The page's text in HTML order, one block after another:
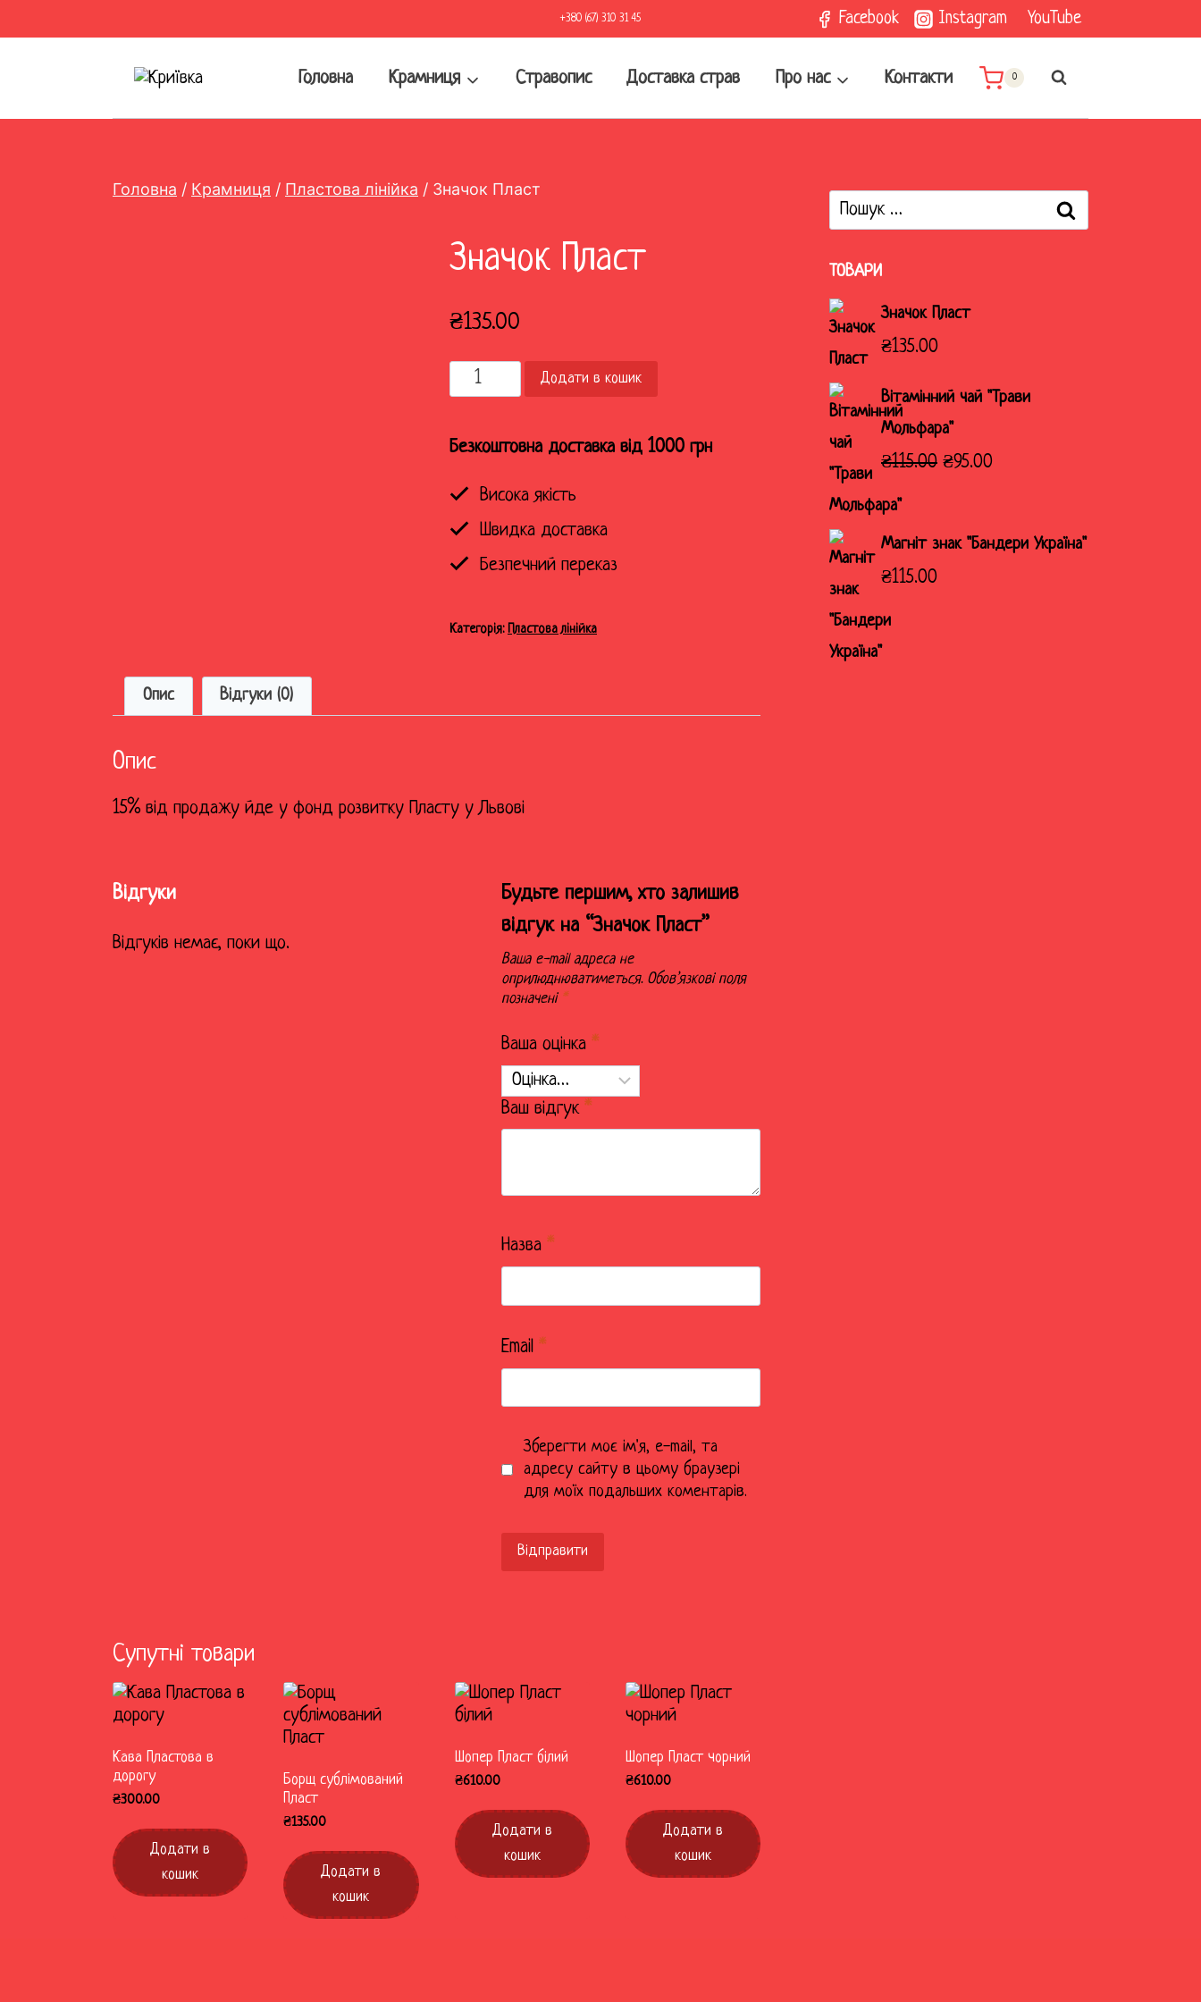
до
+380 (67) 310 31 45 Facebook Instagram YouTube
Головна Крамниця Стравопис Доставка страв Про нас Контакти 0
Головна / Крамниця / Пластова лінійка / Значок Пласт
Значок Пласт
₴135.00
Значок
Пласт
Додати в кошик
Безкоштовна доставка від 1000 грн
Висока якість
Швидка доставка
Безпечний переказ
Категорія:Пластова лінійка
Опис Відгуки (0)
Опис
15% від продажу йде у фонд розвитку Пласту у Львові
Відгуки
Відгуків немає, поки що.
Будьте першим, хто залишив
відгук на “Значок Пласт”
Ваша e-mail адреса не
оприлюднюватиметься. Обов’язкові поля
позначені *
Ваша оцінка *
Ваш відгук *
Назва *
Email *
Зберегти моє ім'я, e-mail, та
адресу сайту в цьому браузері
для моїх подальших коментарів.
Супутні товари
Кава Пластова в
дорогу
₴300.00
Додати в
кошик
Борщ сублімований
Пласт
₴135.00
Додати в
кошик
Шопер Пласт білий
₴610.00
Додати в
кошик
Шопер Пласт чорний
₴610.00
Додати в
кошик
Пошук:
ТОВАРИ
Значок Пласт
₴135.00
Вітамінний чай "Трави
Мольфара"
₴115.00 Оригінальна
₴115.00.
₴95.00Поточна
₴95.00.
Магніт знак "Бандери Україна"
₴115.00